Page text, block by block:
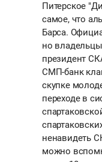
Питерское
самое, что
Барса.
но
президент
СМП-банк
скупке
переходе в
ненавидеть
можно